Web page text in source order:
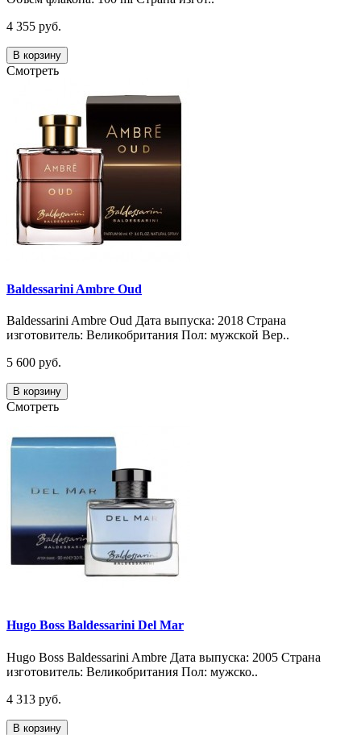
4 355 руб.
В корзину
Смотреть
Baldessarini Ambre Oud
Baldessarini Ambre Oud Дата выпуска: 2018 Страна
изготовитель: Великобритания Пол: мужской Вер..
5 600 руб.
В корзину
Смотреть
Hugo Boss Baldessarini Del Mar
Hugo Boss Baldessarini Ambre Дата выпуска: 2005 Страна
изготовитель: Великобритания Пол: мужско..
4 313 руб.
В корзину